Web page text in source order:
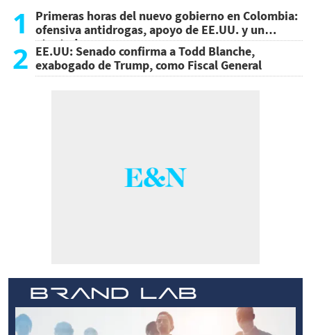
1
Primeras horas del nuevo gobierno en Colombia:
ofensiva antidrogas, apoyo de EE.UU. y un
atentado
2 EE.UU: Senado confirma a Todd Blanche,
exabogado de Trump, como Fiscal General